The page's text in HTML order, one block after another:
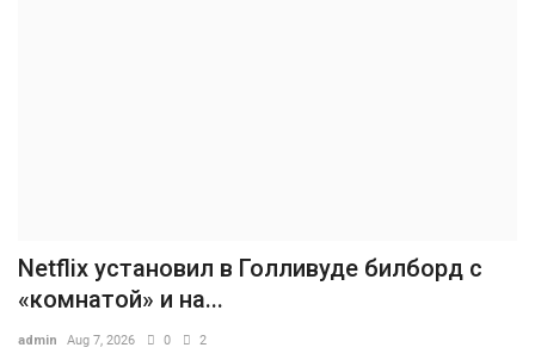
Netflix установил в Голливуде билборд с
«комнатой» и на...
admin Aug 7, 2026 0 2